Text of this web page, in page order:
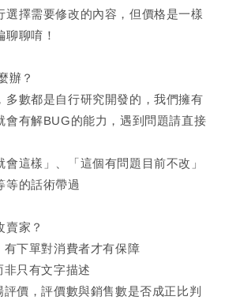
選擇需要修改的內容，但價格是一樣
聊唷！
辦？
多數都是自行研究開發的，我們擁有
會有解BUG的能力，遇到問題請直接
這樣」、「這個有問題目前不改」
等的話術帶過
賣家？
下單對消費者才有保障
只有文字描述
價，評價數與銷售數是否成正比判